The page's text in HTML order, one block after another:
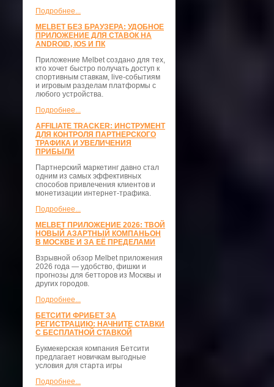
Подробнее...
MELBET БЕЗ БРАУЗЕРА: УДОБНОЕ
ПРИЛОЖЕНИЕ ДЛЯ СТАВОК НА
ANDROID, IOS И ПК
Приложение Melbet создано для тех,
кто хочет быстро получать доступ к
спортивным ставкам, live-событиям
и игровым разделам платформы с
любого устройства.
Подробнее...
AFFILIATE TRACKER: ИНСТРУМЕНТ
ДЛЯ КОНТРОЛЯ ПАРТНЕРСКОГО
ТРАФИКА И УВЕЛИЧЕНИЯ
ПРИБЫЛИ
Партнерский маркетинг давно стал
одним из самых эффективных
способов привлечения клиентов и
монетизации интернет-трафика.
Подробнее...
MELBET ПРИЛОЖЕНИЕ 2026: ТВОЙ
НОВЫЙ АЗАРТНЫЙ КОМПАНЬОН
В МОСКВЕ И ЗА ЕЁ ПРЕДЕЛАМИ
Взрывной обзор Melbet приложения
2026 года — удобство, фишки и
прогнозы для бетторов из Москвы и
других городов.
Подробнее...
БЕТСИТИ ФРИБЕТ ЗА
РЕГИСТРАЦИЮ: НАЧНИТЕ СТАВКИ
С БЕСПЛАТНОЙ СТАВКОЙ
Букмекерская компания Бетсити
предлагает новичкам выгодные
условия для старта игры
Подробнее...